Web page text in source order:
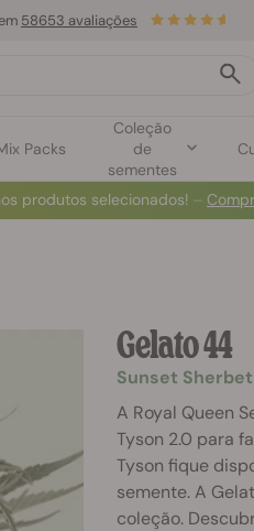
Packs
Coleção
de
sementes
58653 avaliações
produtos selecionados! ⏤
Gelato 44
Sunset
A Royal Queen
Tyson 2.0 para
Tyson fique
semente. A
coleção.